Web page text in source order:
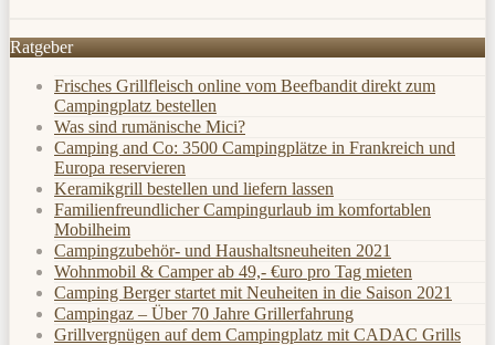
Ratgeber
Frisches Grillfleisch online vom Beefbandit direkt zum
Campingplatz bestellen
Was sind rumänische Mici?
Camping and Co: 3500 Campingplätze in Frankreich und
Europa reservieren
Keramikgrill bestellen und liefern lassen
Familienfreundlicher Campingurlaub im komfortablen
Mobilheim
Campingzubehör- und Haushaltsneuheiten 2021
Wohnmobil & Camper ab 49,- €uro pro Tag mieten
Camping Berger startet mit Neuheiten in die Saison 2021
Campingaz – Über 70 Jahre Grillerfahrung
Grillvergnügen auf dem Campingplatz mit CADAC Grills